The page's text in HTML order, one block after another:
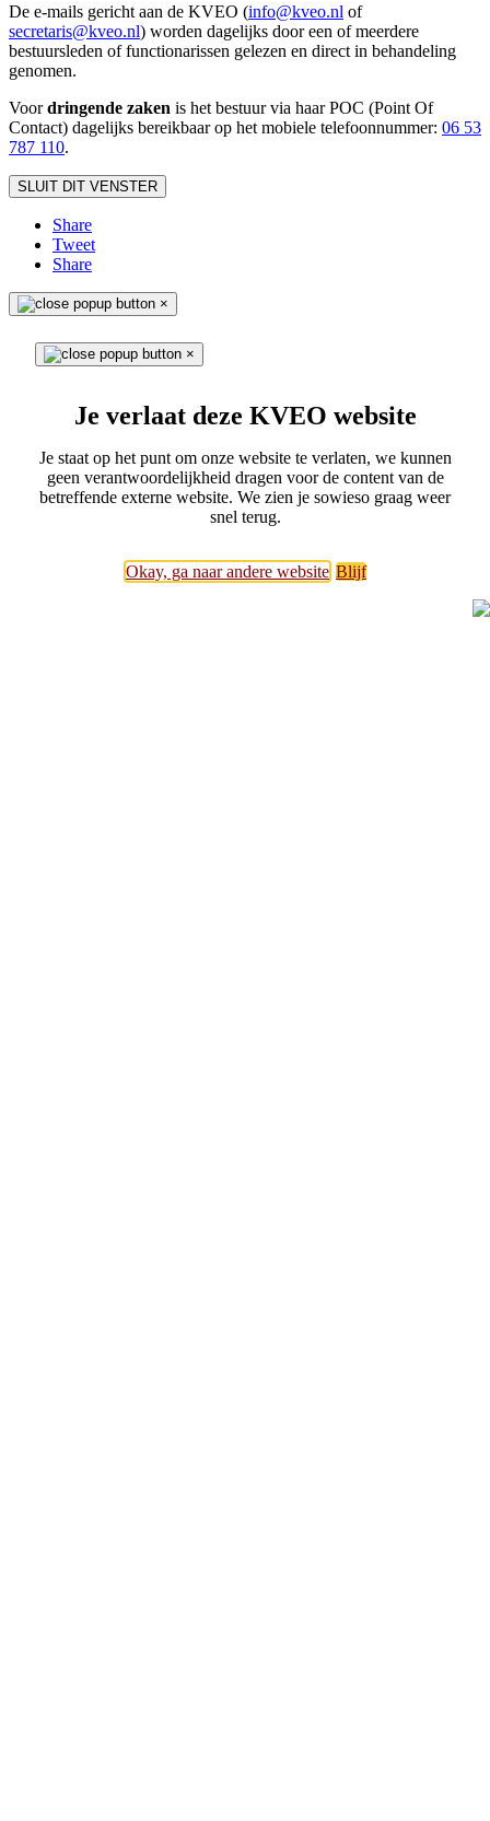
De e-mails gericht aan de KVEO (info@kveo.nl of
secretaris@kveo.nl) worden dagelijks door een of meerdere
bestuursleden of functionarissen gelezen en direct in behandeling
genomen.
Voordringende zaken is het bestuur via haar POC (Point Of
Contact) dagelijks bereikbaar op het mobiele telefoonnummer: 06 53
787 110.
SLUIT DIT VENSTER
Share
Tweet
Share
×
×
Je verlaat deze KVEO website
Je staat op het punt om onze website te verlaten, we kunnen
geen verantwoordelijkheid dragen voor de content van de
betreffende externe website. We zien je sowieso graag weer
snel terug.
Okay, ga naar andere website Blijf